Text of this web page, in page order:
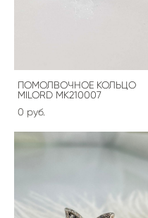
ПОМОЛВОЧНОЕ КОЛЬЦО
MILORD MK210007
0 pуб.